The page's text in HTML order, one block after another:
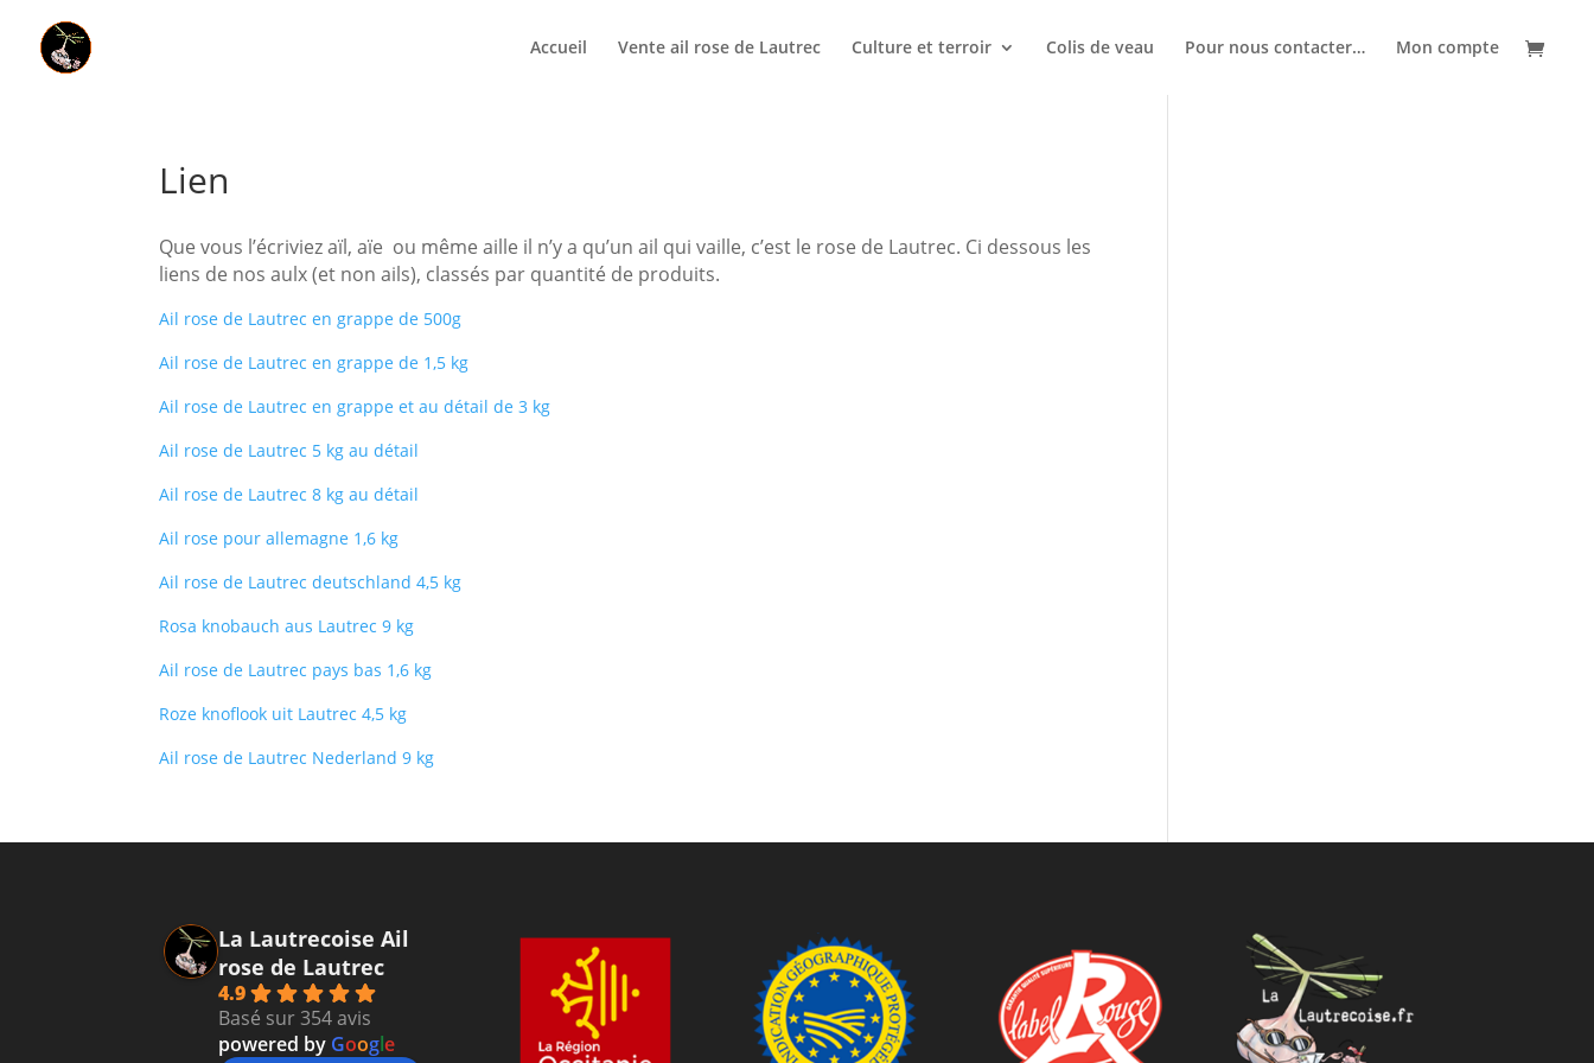
Accueil Vente ail rose de Lautrec Culture et terroir Colis de veau Pour nous contacter… Mon compte
Lien
Que vous l’écriviez aïl, aïe ou même aille il n’y a qu’un ail qui vaille, c’est le rose de Lautrec. Ci dessous les
liens de nos aulx (et non ails), classés par quantité de produits.
Ail rose de Lautrec en grappe de 500g
Ail rose de Lautrec en grappe de 1,5 kg
Ail rose de Lautrec en grappe et au détail de 3 kg
Ail rose de Lautrec 5 kg au détail
Ail rose de Lautrec 8 kg au détail
Ail rose pour allemagne 1,6 kg
Ail rose de Lautrec deutschland 4,5 kg
Rosa knobauch aus Lautrec 9 kg
Ail rose de Lautrec pays bas 1,6 kg
Roze knoflook uit Lautrec 4,5 kg
Ail rose de Lautrec Nederland 9 kg
La Lautrecoise Ail
rose de Lautrec
4.9
Basé sur 354 avis
powered by Google